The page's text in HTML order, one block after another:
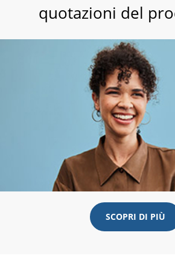
quotazioni del
SCOPRI DI PIÙ